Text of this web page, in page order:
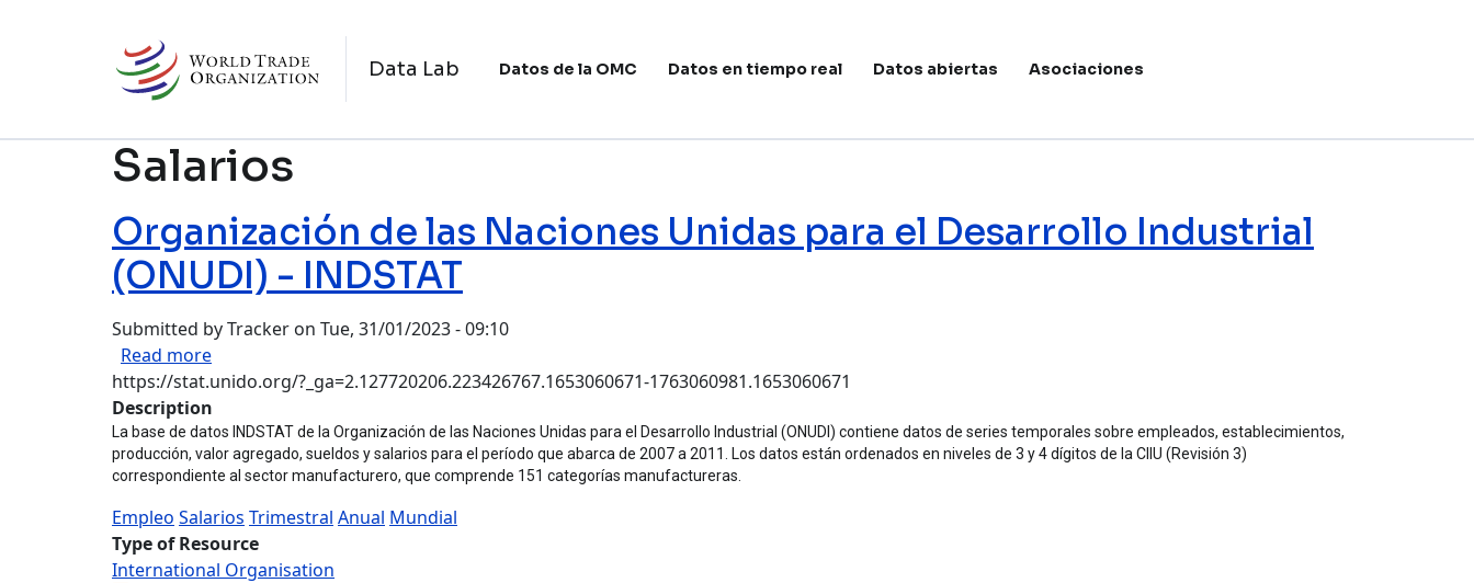
Data Lab Navegación principal
Datos de la OMC Datos en tiempo real Datos abiertas Asociaciones
Salarios
Organización de las Naciones Unidas para el Desarrollo Industrial
(ONUDI) - INDSTAT
Submitted byTracker on Tue, 31/01/2023 - 09:10
Read moreabout Organización de las Naciones Unidas para el Desarrollo Industrial (ONUDI) - INDSTAT
https://stat.unido.org/?_ga=2.127720206.223426767.1653060671-1763060981.1653060671
Description
La base de datos INDSTAT de la Organización de las Naciones Unidas para el Desarrollo Industrial (ONUDI) contiene datos de series temporales sobre empleados, establecimientos,
producción, valor agregado, sueldos y salarios para el período que abarca de 2007 a 2011. Los datos están ordenados en niveles de 3 y 4 dígitos de la CIIU (Revisión 3)
correspondiente al sector manufacturero, que comprende 151 categorías manufactureras.
Empleo Salarios Trimestral Anual Mundial
Type of Resource
International Organisation